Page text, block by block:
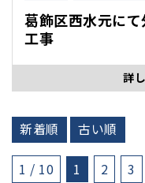
葛飾区西水元に
工事
詳
新着順 古い順
1 / 10 1 2 3